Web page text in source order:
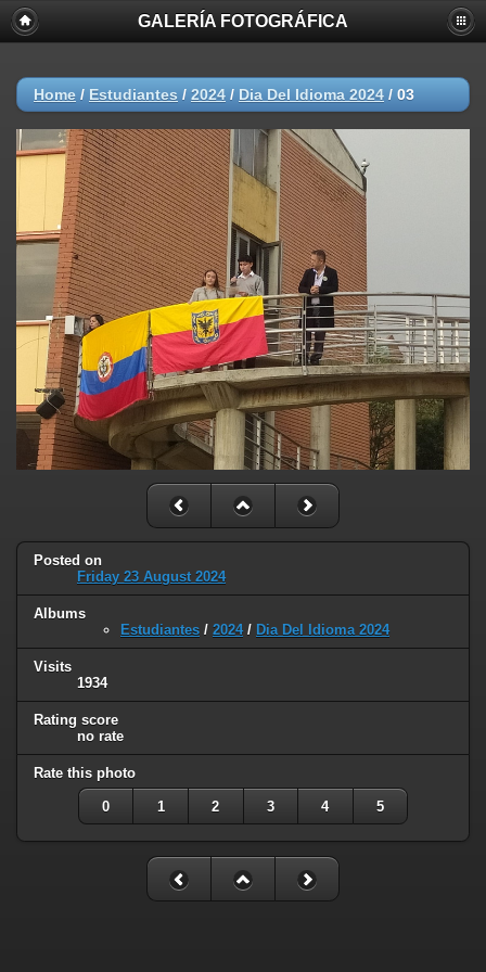
GALERÍA FOTOGRÁFICA
Home / Estudiantes / 2024 / Dia Del Idioma 2024 / 03
Posted on
Friday 23 August 2024
Albums
Estudiantes / 2024/ Dia Del Idioma 2024
Visits
1934
Rating score
no rate
Rate this photo
0 1 2 3 4 5